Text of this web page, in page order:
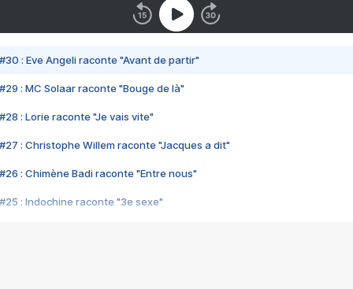
#30 : Eve Angeli raconte "Avant de partir"
#29 : MC Solaar raconte "Bouge de là"
#28 : Lorie raconte "Je vais vite"
#27 : Christophe Willem raconte "Jacques a dit"
#26 : Chimène Badi raconte "Entre nous"
#25 : Indochine raconte "3e sexe"